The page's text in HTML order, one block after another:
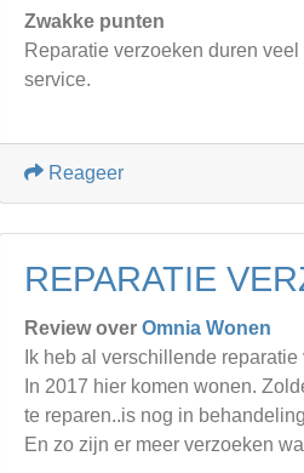
Zwakke punten
Reparatie verzoeken duren veel
service.
Reageer
REPARATIE
Review over Omnia Wonen
Ik heb al verschillende
In 2017 hier komen wonen.
te reparen..is nog in
En zo zijn er meer verzoeken